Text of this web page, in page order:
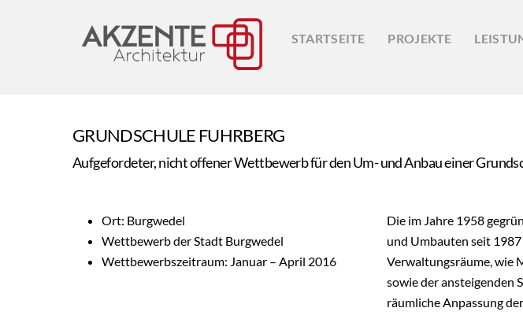
STARTSEITE PROJEKTE
GRUNDSCHULE FUHRBERG
Aufgefordeter, nicht offener Wettbewerb für den Um- und Anbau einer
Ort: Burgwedel
Wettbewerb der Stadt Burgwedel
Wettbewerbszeitraum: Januar – April 2016
Die im Jahre 1958
und Umbauten seit
Verwaltungsräume, wie
sowie der ansteigenden
räumliche Anpassung